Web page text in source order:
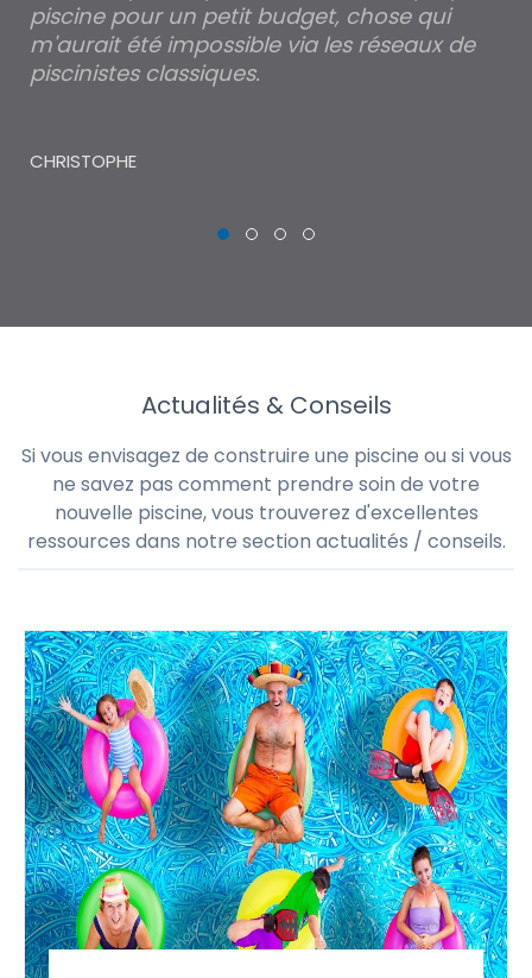
piscine pour un petit budget, chose qui
m'aurait été impossible via les réseaux de
piscinistes classiques.
CHRISTOPHE
Actualités & Conseils
Si vous envisagez de construire une piscine ou si vous
ne savez pas comment prendre soin de votre
nouvelle piscine, vous trouverez d'excellentes
ressources dans notre section actualités / conseils.